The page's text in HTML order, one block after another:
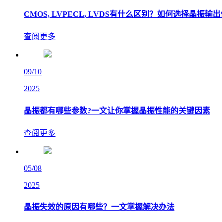
CMOS, LVPECL, LVDS有什么区别？如何选择晶振输出
查阅更多
09/10
2025
晶振都有哪些参数?一文让你掌握晶振性能的关键因素
查阅更多
05/08
2025
晶振失效的原因有哪些？一文掌握解决办法